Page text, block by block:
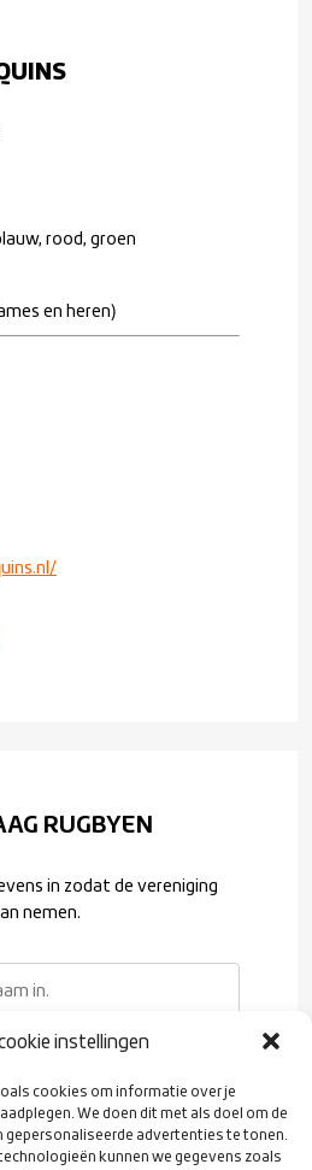
instellingen
cookies om informatie over je
We doen dit met als doel om de
gepersonaliseerde advertenties te tonen.
kunnen we gegevens zoals
rood, groen
en heren)
RUGBYEN
in zodat de vereniging
nemen.